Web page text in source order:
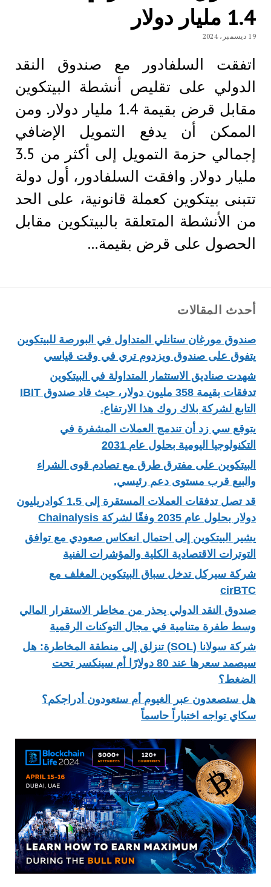
أحدث المقالات
صندوق مورغان ستانلي المتداول في البورصة للبيتكوين
يتفوق على صندوق ويزدوم تري في وقت قياسي
شهدت صناديق الاستثمار المتداولة في البيتكوين
تدفقات بقيمة 358 مليون دولار، حيث قاد صندوق IBIT
التابع لشركة بلاك روك هذا الارتفاع.
يتوقع سي زد أن تندمج العملات المشفرة في
التكنولوجيا اليومية بحلول عام 2031
البيتكوين على مفترق طرق مع تصادم قوى الشراء
والبيع قرب مستوى دعم رئيسي.
قد تصل تدفقات العملات المستقرة إلى 1.5 كوادريليون
دولار بحلول عام 2035 وفقًا لشركة Chainalysis
يشير البيتكوين إلى احتمال انعكاس صعودي مع توافق
التوترات الاقتصادية الكلية والمؤشرات الفنية
شركة سيركل تدخل سباق البيتكوين المغلف مع
cirBTC
صندوق النقد الدولي يحذر من مخاطر الاستقرار المالي
وسط طفرة متنامية في مجال التوكنات الرقمية
شركة سولانا (SOL) تنزلق إلى منطقة المخاطرة: هل
سيصمد سعرها عند 80 دولارًا أم سينكسر تحت
الضغط؟
هل ستصعدون عبر الغيوم أم ستعودون أدراجكم؟
سكاي تواجه اختباراً حاسماً
1.4 مليار دولار
19 ديسمبر، 2024
اتفقت السلفادور مع صندوق النقد
الدولي على تقليص أنشطة البيتكوين
مقابل قرض بقيمة 1.4 مليار دولار. ومن
الممكن أن يدفع التمويل الإضافي
إجمالي حزمة التمويل إلى أكثر من 3.5
مليار دولار. وافقت السلفادور، أول دولة
تتبنى بيتكوين كعملة قانونية، على الحد
من الأنشطة المتعلقة بالبيتكوين مقابل
الحصول على قرض بقيمة…